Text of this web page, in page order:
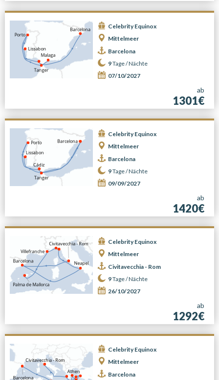
Celebrity Equinox
Mittelmeer
Barcelona
9Tage /Nächte
07/10/2027
ab
1301€
Celebrity Equinox
Mittelmeer
Barcelona
9Tage /Nächte
09/09/2027
ab
1420€
Celebrity Equinox
Mittelmeer
Civitavecchia - Rom
9Tage /Nächte
26/10/2027
ab
1292€
Celebrity Equinox
Mittelmeer
Barcelona